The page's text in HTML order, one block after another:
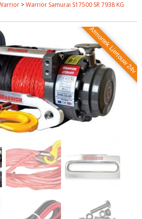
>Warrior Samurai S17500 SR 7938 KG
Armortek Liertouw 24v